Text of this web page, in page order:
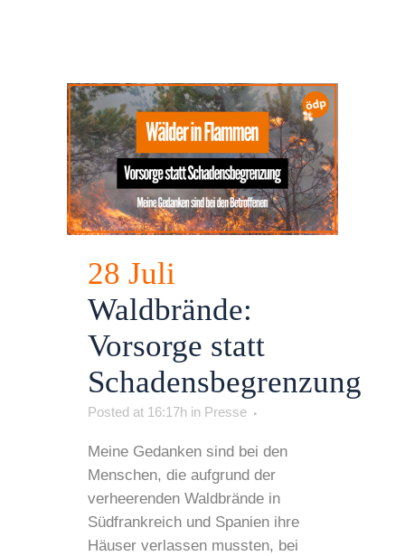
28 Juli
Waldbrände:
Vorsorge statt
Schadensbegrenzung
Posted at 16:17h in Presse
Meine Gedanken sind bei den
Menschen, die aufgrund der
verheerenden Waldbrände in
Südfrankreich und Spanien ihre
Häuser verlassen mussten, bei